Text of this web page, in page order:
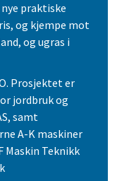
praktiske
og kjempe mot
og ugras i
Prosjektet er
jordbruk og
samt
A-K maskiner
Maskin Teknikk